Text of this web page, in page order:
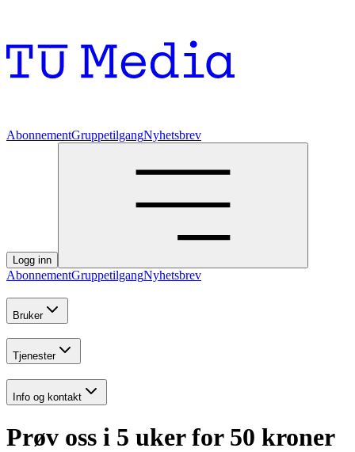
AbonnementGruppetilgangNyhetsbrev
Logg inn
AbonnementGruppetilgangNyhetsbrev
Bruker
Tjenester
Info og kontakt
Prøv oss i 5 uker for 50 kroner